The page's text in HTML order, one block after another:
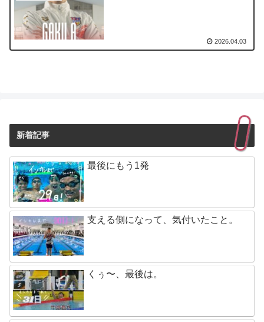
2026.04.03
新着記事
最後にもう1発
支える側になって、気付いたこと。
くぅ〜、最後は。